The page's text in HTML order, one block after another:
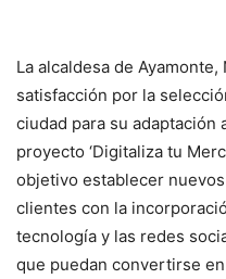
La alcaldesa de
satisfacción por la
ciudad para su adaptación
proyecto ‘Digitaliza tu
objetivo establecer
clientes con la
tecnología y las redes
que puedan convertirse